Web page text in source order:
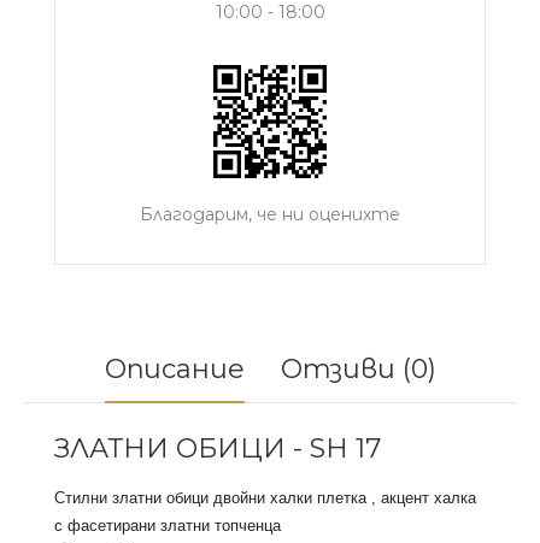
10:00 - 18:00
Благодарим, че ни оценихте
Описание Отзиви (0)
ЗЛАТНИ ОБИЦИ - SH 17
Стилни златни обици двойни халки плетка , акцент халка
с фасетирани златни топченца